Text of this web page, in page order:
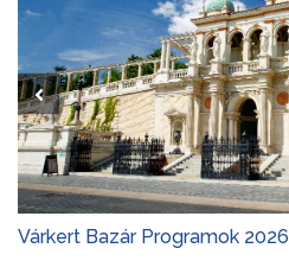
Várkert Bazár Programok 2026